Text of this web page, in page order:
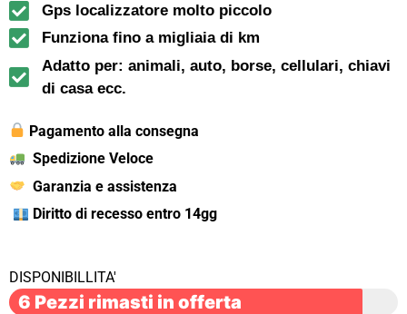
Gps localizzatore molto piccolo
Funziona fino a migliaia di km
Adatto per: animali, auto, borse, cellulari, chiavi
di casa ecc.
Pagamento alla consegna
Spedizione Veloce
Garanzia e assistenza
Diritto di recesso entro 14gg
DISPONIBILLITA'
6 Pezzi rimasti in offerta